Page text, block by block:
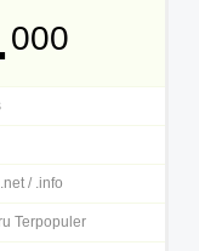
000
/ .info
Terpopuler